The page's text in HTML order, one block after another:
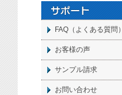
FAQ（よくある質問）
お客様の声
サンプル請求
お問い合わせ